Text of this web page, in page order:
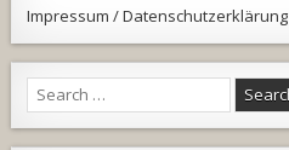
Impressum / Datenschutzerklärung
Search
for: